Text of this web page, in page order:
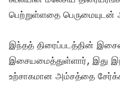
பெற்றுள்ளதை பெருமையுடன்
இந்தத் திரைப்படத்தின்
இசையமைத்துள்ளார், இது
உற்சாகமான அம்சத்தை